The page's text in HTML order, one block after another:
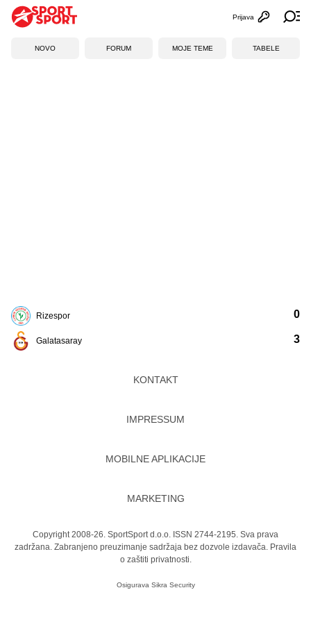
Otvori
Prijava
NOVO FORUM MOJE TEME TABELE
Rizespor
Galatasaray
0
3
KONTAKT
IMPRESSUM
MOBILNE APLIKACIJE
MARKETING
Copyright 2008-26. SportSport d.o.o. ISSN 2744-2195. Sva prava
zadržana. Zabranjeno preuzimanje sadržaja bez dozvole izdavača. Pravila
o zaštiti privatnosti.
Osigurava Sikra Security